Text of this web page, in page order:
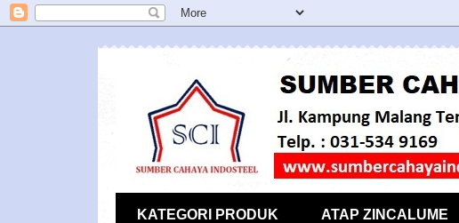
KATEGORI PRODUK ATAP ZINCALUME